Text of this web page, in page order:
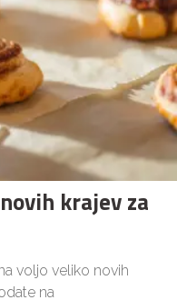
krajev za
voljo veliko novih
na